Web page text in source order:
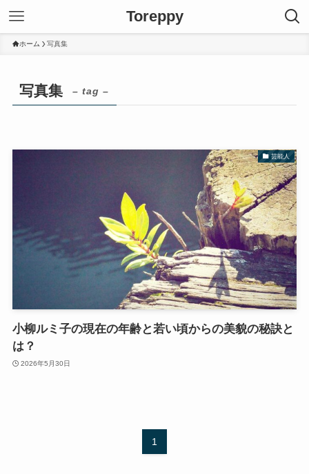
Toreppy
ホーム 写真集
写真集 – tag –
芸能人
小柳ルミ子の現在の年齢と若い頃からの美貌の秘訣と
は？
2026年5月30日
1